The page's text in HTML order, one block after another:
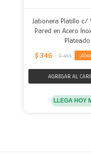
Jabonera Platillo c/
Pared en Acero
Plateado
$ 346 $ 455
LLEGA HOY